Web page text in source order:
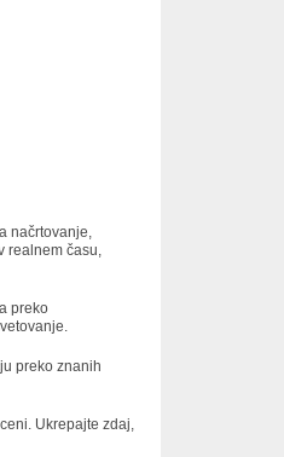
načrtovanje,
realnem času,
preko
preko znanih
Ukrepajte zdaj,